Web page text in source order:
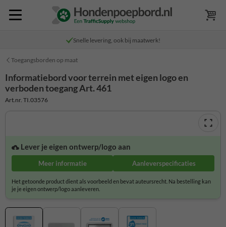
Snelle levering, ook bij maatwerk!
Toegangsborden op maat
Informatiebord voor terrein met eigen logo en
verboden toegang Art. 461
Art.nr. TI.03576
Lever je eigen ontwerp/logo aan
Meer informatie Aanleverspecificaties
Het getoonde product dient als voorbeeld en bevat auteursrecht. Na bestelling kan
je je eigen ontwerp/logo aanleveren.